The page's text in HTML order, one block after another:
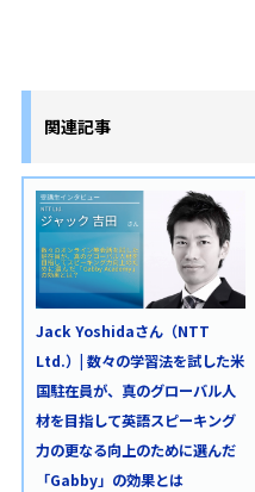
関連記事
Jack Yoshidaさん（NTT
Ltd.）| 数々の学習法を試した米
国駐在員が、真のグローバル人
材を目指して英語スピーキング
力の更なる向上のために選んだ
「Gabby」の効果とは